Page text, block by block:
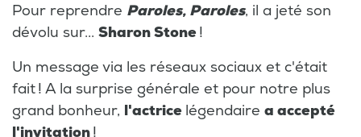
Pour reprendre Paroles, Paroles, il a jeté son
dévolu sur... Sharon Stone!
Un message via les réseaux sociaux et c'était
fait ! A la surprise générale et pour notre plus
grand bonheur, l'actrice légendaire a accepté
l'invitation!